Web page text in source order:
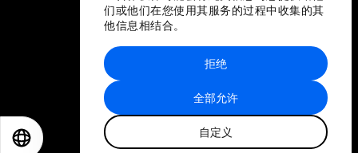
们或他们在您使用其服务的过程中收集的其
他信息相结合。
全部允许
自定义
拒绝
站点地图
世界经济论坛